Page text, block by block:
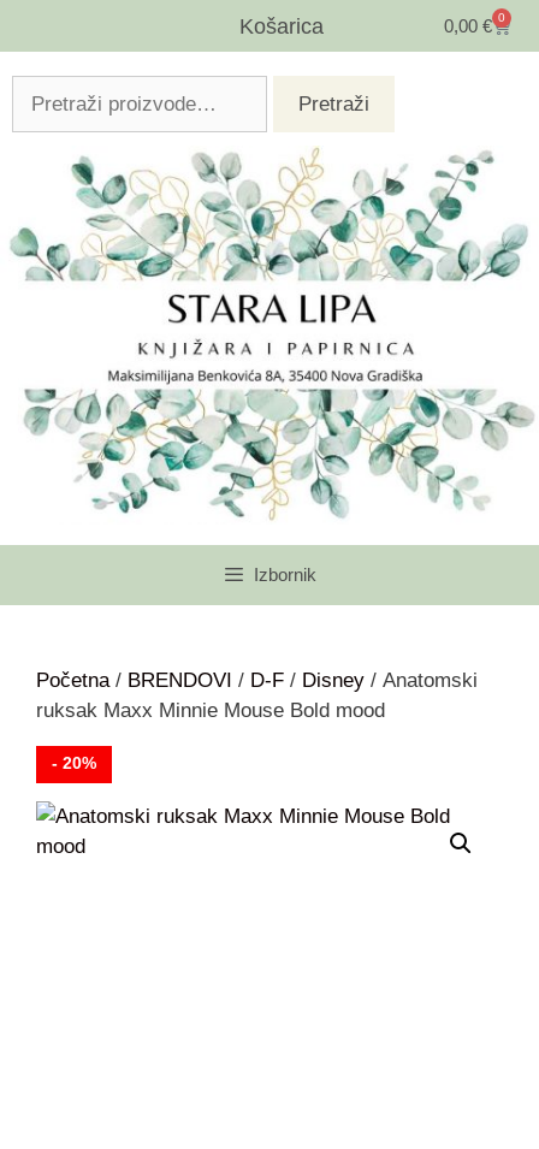
Košarica 0,00 € 0
Pretraži
Izbornik
Početna/ BRENDOVI / D-F / Disney / Anatomski
ruksak Maxx Minnie Mouse Bold mood
- 20%